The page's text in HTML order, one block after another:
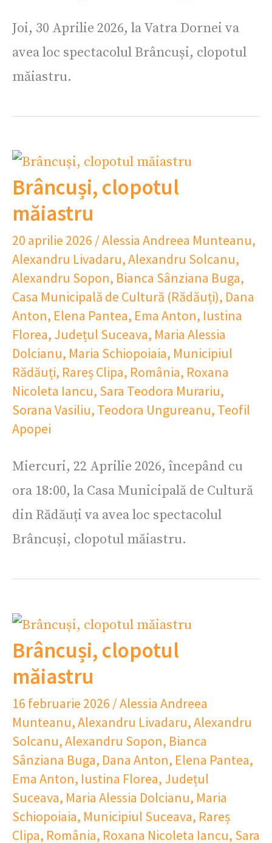
Joi, 30 Aprilie 2026, la Vatra Dornei va
avea loc spectacolul Brâncuși, clopotul
măiastru.
Brâncuși, clopotul
măiastru
20 aprilie 2026 /Alessia Andreea Munteanu,
Alexandru Livadaru,Alexandru Solcanu,
Alexandru Sopon, Bianca Sânziana Buga,
Casa Municipală de Cultură (Rădăuți), Dana
Anton, Elena Pantea, Ema Anton, Iustina
Florea, Județul Suceava, Maria Alessia
Dolcianu, Maria Schiopoiaia, Municipiul
Rădăuți, Rareș Clipa, România, Roxana
Nicoleta Iancu, Sara Teodora Murariu,
Sorana Vasiliu, Teodora Ungureanu, Teofil
Apopei
Miercuri, 22 Aprilie 2026, începând cu
ora 18:00, la Casa Municipală de Cultură
din Rădăuți va avea loc spectacolul
Brâncuși, clopotul măiastru.
Brâncuși, clopotul
măiastru
16 februarie 2026 /Alessia Andreea
Munteanu,Alexandru Livadaru,Alexandru
Solcanu,Alexandru Sopon, Bianca
Sânziana Buga, Dana Anton, Elena Pantea,
Ema Anton, Iustina Florea, Județul
Suceava, Maria Alessia Dolcianu, Maria
Schiopoiaia, Municipiul Suceava, Rareș
Clipa, România, Roxana Nicoleta Iancu, Sara